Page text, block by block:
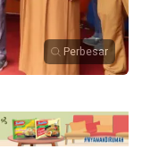
Perbesar